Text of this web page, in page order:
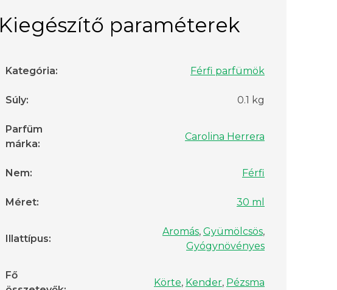
Kiegészítő paraméterek
Kategória: Férfi parfümök
Súly: 0.1 kg
Parfüm
márka:
Carolina Herrera
Nem: Férfi
Méret: 30 ml
Illattípus:
Aromás, Gyümölcsös,
Gyógynövényes
Fő
Körte, Kender, Pézsma